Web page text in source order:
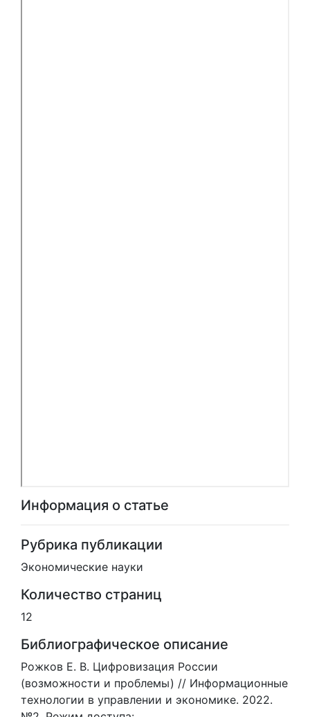
Информация о статье
Рубрика публикации
Экономические науки
Количество страниц
12
Библиографическое описание
Рожков Е. В. Цифровизация России
(возможности и проблемы) // Информационные
технологии в управлении и экономике. 2022.